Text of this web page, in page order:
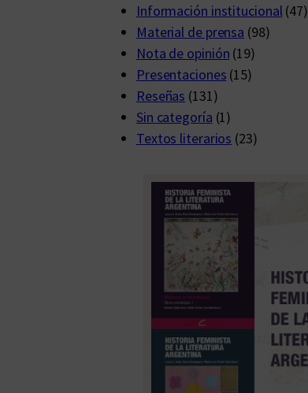
Información institucional(47)
Material de prensa (98)
Nota de opinión (19)
Presentaciones (15)
Reseñas (131)
Sin categoría (1)
Textos literarios (23)